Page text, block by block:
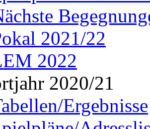
2021/22
2022
2020/21
Ergebnisse